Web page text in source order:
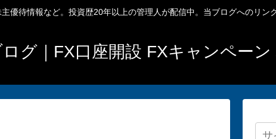
優待情報など。投資歴20年以上の管理人が配信中。当ブログへのリン
グ｜FX口座開設 FXキャンペーン